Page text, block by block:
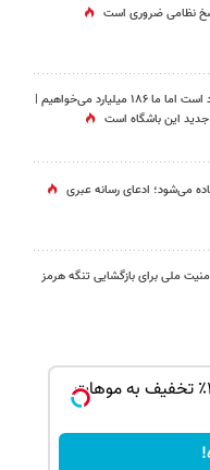
نظامی ضروری است
پیشنهاد پرسپولیس ۱۲۰ میلیارد است اما ما ۱۸۶ میلیارد می‌خواهیم |
جدید این باشگاه است
می‌شود؛ ادعای رسانه عبری
شامپو جلبک اسپیرولینارو با ۴۵٪ تخفیف به موهات